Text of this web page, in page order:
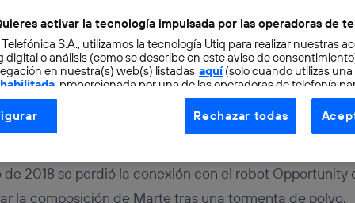
finaliza su misión en
de 2018 se perdió la conexión con el robot Opportunity
la composición de Marte tras una tormenta de polvo.
activar la tecnología impulsada por las operadoras de
S.A., utilizamos la tecnología Utiq para realizar nuestras
digital o análisis (como se describe en este aviso de
en nuestra(s) web(s) listadas aquí(solo cuando utilizas una
, proporcionada por una de las operadoras de telefonía
consentimiento en cada página web).
Utiq está diseñada con la privacidad como prioridad
tu dirección IP y otra información de la cuenta de cliente de
a la conexión que utilizas (p. ej., número de teléfono móvil).
Rechazar todas